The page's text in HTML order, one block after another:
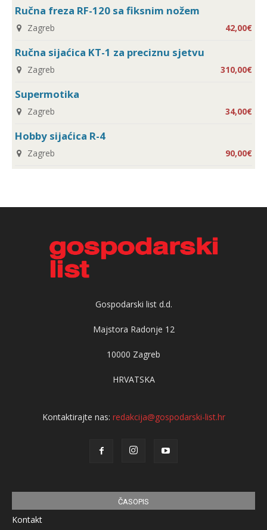
Ručna freza RF-120 sa fiksnim nožem
Zagreb 42,00€
Ručna sijaćica KT-1 za preciznu sjetvu
Zagreb 310,00€
Supermotika
Zagreb 34,00€
Hobby sijaćica R-4
Zagreb 90,00€
Gospodarski list d.d.
Majstora Radonje 12
10000 Zagreb
HRVATSKA
Kontaktirajte nas: redakcija@gospodarski-list.hr
ČASOPIS
Kontakt